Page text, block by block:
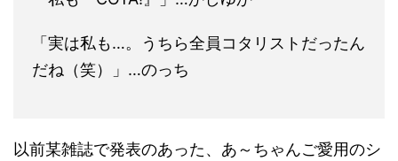
「実は私も…。うちら全員コタリストだったん
だね（笑）」…のっち
以前某雑誌で発表のあった、あ～ちゃんご愛用のシ